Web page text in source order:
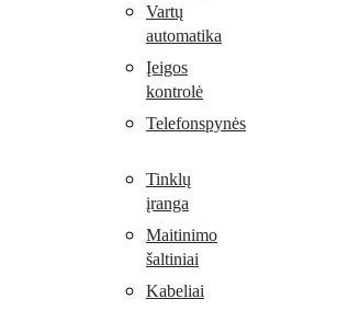
Vartų
automatika
Įeigos
kontrolė
Telefonspynės
Tinklų
įranga
Maitinimo
šaltiniai
Kabeliai